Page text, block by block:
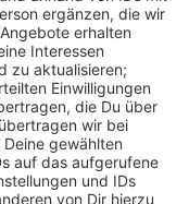
kann
Sie die
Sie der
um dieses